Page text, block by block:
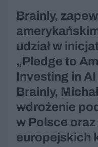
Brainly,
udział w
„Pledge to
Investing in
Brainly,
wdrożenie
w Polsce
europejskich